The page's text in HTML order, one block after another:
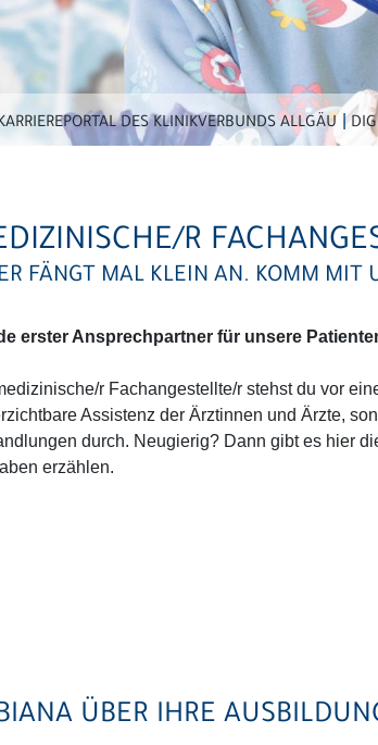
DES KLINIKVERBUNDS ALLGÄU
R
FÄNGT MAL KLEIN AN. KOMM MIT
erster Ansprechpartner für unsere
r Fachangestellte/r stehst du vor
Assistenz der Ärztinnen und Ärzte,
durch. Neugierig? Dann gibt es hier
erzählen.
ÜBER IHRE